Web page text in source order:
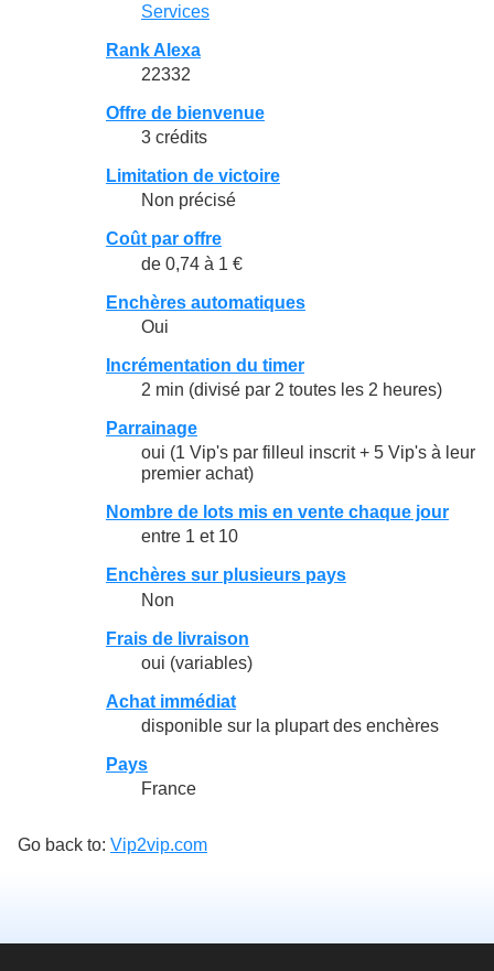
Services
Rank Alexa
22332
Offre de bienvenue
3 crédits
Limitation de victoire
Non précisé
Coût par offre
de 0,74 à 1 €
Enchères automatiques
Oui
Incrémentation du timer
2 min (divisé par 2 toutes les 2 heures)
Parrainage
oui (1 Vip's par filleul inscrit + 5 Vip's à leur
premier achat)
Nombre de lots mis en vente chaque jour
entre 1 et 10
Enchères sur plusieurs pays
Non
Frais de livraison
oui (variables)
Achat immédiat
disponible sur la plupart des enchères
Pays
France
Go back to: Vip2vip.com